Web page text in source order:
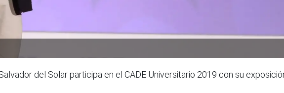
del Solar participa en el CADE Universitario 2019 con su